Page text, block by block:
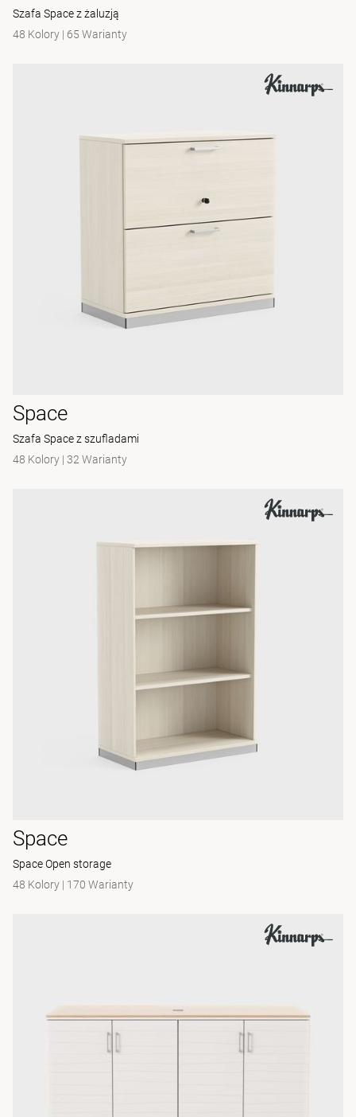
Szafa Space z żaluzją
48 Kolory | 65 Warianty
Space
Szafa Space z szufladami
48 Kolory | 32 Warianty
Space
Space Open storage
48 Kolory | 170 Warianty